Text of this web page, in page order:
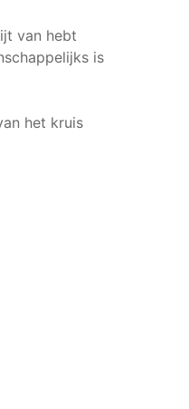
van hebt
is
het kruis